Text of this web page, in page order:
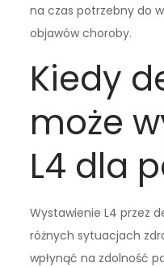
na czas potrzebny do
objawów choroby.
Kiedy
może
L4 dla
Wystawienie L4 przez
różnych sytuacjach
wpłynąć na zdolność